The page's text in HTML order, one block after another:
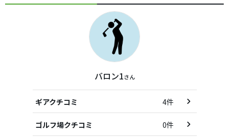
バロン1さん
ギアクチコミ 4件
ゴルフ場クチコミ 0件